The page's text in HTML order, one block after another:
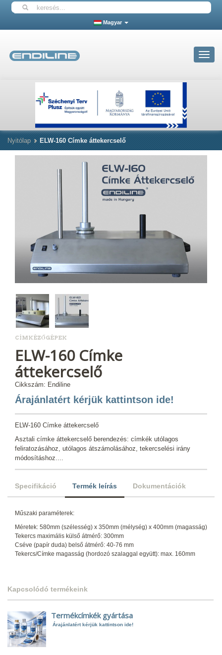
Magyar
Toggle
Nyitólap ELW-160 Címke áttekercselő
CÍMKÉZŐGÉPEK
ELW-160 Címke
áttekercselő
Cikkszám: Endiline
Árajánlatért kérjük kattintson ide!
ELW-160 Címke áttekercselő
Asztali címke áttekercselő berendezés: címkék utólagos
feliratozásához, utólagos átszámolásához, tekercselési irány
módosításhoz....
Specifikáció Termék leírás Dokumentációk
Műszaki paraméterek:
Méretek: 580mm (szélesség) x 350mm (mélység) x 400mm (magasság)
Tekercs maximális külső átmérő: 300mm
Cséve (papír duda) belső átmérő: 40-76 mm
Tekercs/Címke magasság (hordozó szalaggal együtt): max. 160mm
Kapcsolódó termékeink
Termékcímkék gyártása
Árajánlatért kérjük kattintson ide!